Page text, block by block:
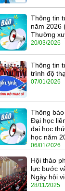
Thông tin
năm 2026
Thường
20/03/2026
Thông tin
trình độ
07/01/2026
Thông
Đại học
đại học
học năm
06/01/2026
Hội thảo
lực bước
Ngày hội
28/11/2025